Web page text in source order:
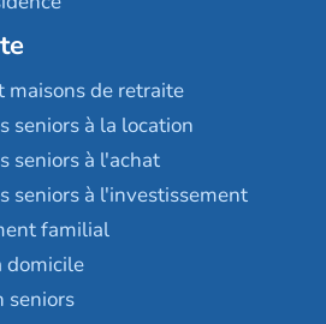
maisons de retraite
seniors à la location
seniors à l'achat
seniors à l'investissement
familial
domicile
seniors